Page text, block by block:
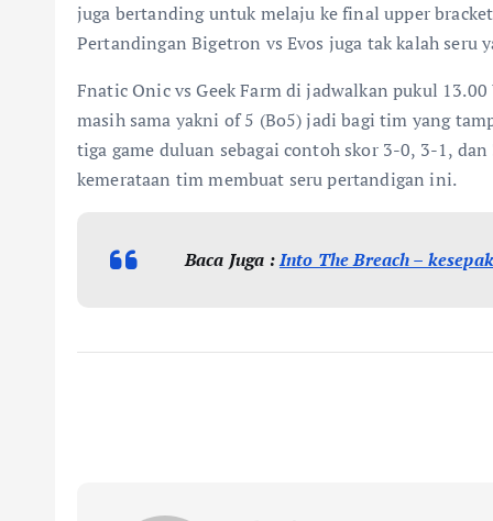
juga bertanding untuk melaju ke final upper
Pertandingan Bigetron vs Evos juga tak kalah seru
Fnatic Onic vs Geek Farm di jadwalkan pukul
masih sama yakni of 5 (Bo5) jadi bagi tim yang
tiga game duluan sebagai contoh skor 3-0, 3-1,
kemerataan tim membuat seru pertandigan ini.
Baca Juga :Into The Breach –